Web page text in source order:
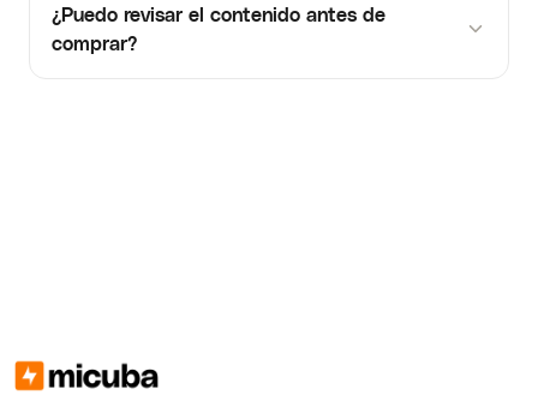
¿Puedo revisar el contenido antes de
comprar?